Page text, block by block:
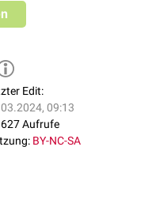
Edit:
09:13
Aufrufe
BY-NC-SA